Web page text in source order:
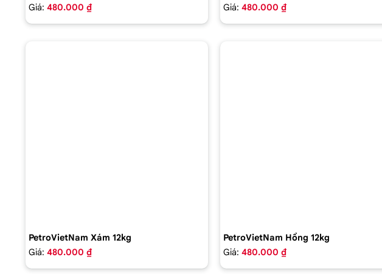
Giá: 480.000 ₫
Giá: 480.000 ₫
PetroVietNam Xám 12kg
Giá: 480.000 ₫
PetroVietNam Hồng 12kg
Giá: 480.000 ₫